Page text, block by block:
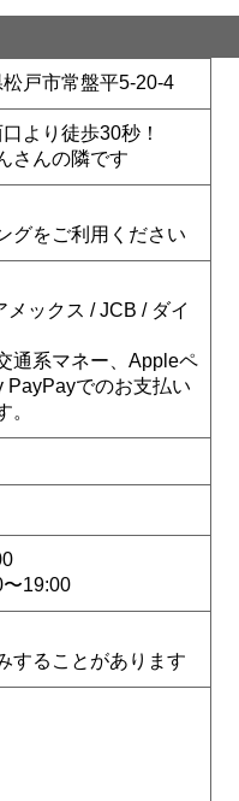
テリー交換をさせて頂きまし
修理をさせて頂きました！あ
交換をさせて頂きました！あ
ラス交換をさせて頂きまし
テリー交換をさせて頂きまし
理をさせて頂きました！あり
ナノナインガラスコーティング
た！
の基板修理をさせて頂きまし
リー交換をさせて頂きまし
の液晶交換をさせて頂きまし
液晶交換をさせて頂きました！
交換をさせて頂きました！あ
理をさせて頂きました！あり
戸市常盤平5-20-4
より徒歩30秒！
さんの隣です
グをご利用ください
メックス / JCB / ダイ
通系マネー、Appleペ
PayPayでのお支払い
。
19:00
することがあります